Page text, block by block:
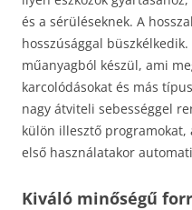
és a sérüléseknek. A
hosszúsággal
műanyagból készül, ami
karcolódásokat és más
nagy átviteli sebességgel
külön illesztő programokat,
első használatakor
Kiváló minőségű